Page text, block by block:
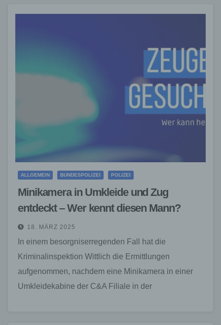
ALLGEMEIN BUNDESPOLIZEI POLIZEI
Minikamera in Umkleide und Zug
entdeckt – Wer kennt diesen Mann?
18. MÄRZ 2025
In einem besorgniserregenden Fall hat die
Kriminalinspektion Wittlich die Ermittlungen
aufgenommen, nachdem eine Minikamera in einer
Umkleidekabine der C&A Filiale in der